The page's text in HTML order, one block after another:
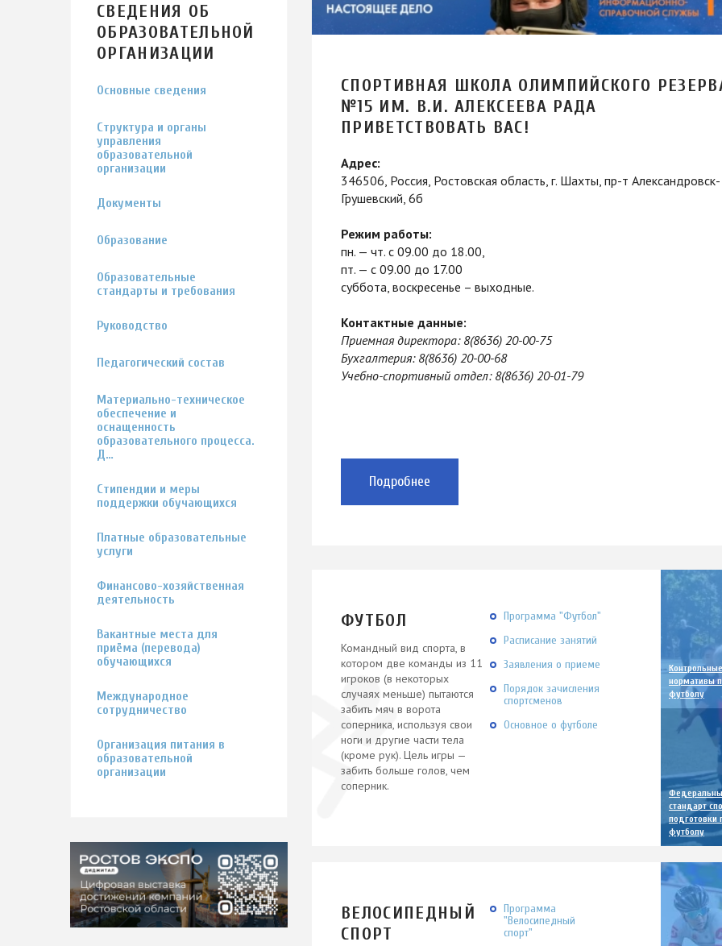
СПОРТИВНАЯ ШКОЛА ОЛИМПИЙСКОГО
№15 ИМ. В.И. АЛЕКСЕЕВА РАДА
ПРИВЕТСТВОВАТЬ ВАС!
Адрес:
346506, Россия, Ростовская область, г. Шахты, пр-т Александровск-
Грушевский, 6б
Режим работы:
пн. — чт. с 09.00 до 18.00,
пт. — с 09.00 до 17.00
суббота, воскресенье – выходные.
Контактные данные:
Приемная директора: 8(8636) 20-00-75
Бухгалтерия: 8(8636) 20-00-68
Учебно-спортивный отдел: 8(8636) 20-01-79
Подробнее
ФУТБОЛ
Командный вид спорта, в
котором две команды из 11
игроков (в некоторых
случаях меньше) пытаются
забить мяч в ворота
соперника, используя свои
ноги и другие части тела
(кроме рук). Цель игры —
забить больше голов, чем
соперник.
Программа "Футбол"
Расписание занятий
Заявления о приеме
Порядок зачисления
спортсменов
Основное о футболе
Контрольные
нормативы
футболу
стандарт
подготовки
футболу
ВЕЛОСИПЕДНЫЙ
СПОРТ
Программа
"Велосипедный
спорт"
СВЕДЕНИЯ ОБ
ОБРАЗОВАТЕЛЬНОЙ
ОРГАНИЗАЦИИ
Основные сведения
Структура и органы
управления
образовательной
организации
Документы
Образование
Образовательные
стандарты и требования
Руководство
Педагогический состав
Материально-техническое
обеспечение и
оснащенность
образовательного процесса.
Д…
Стипендии и меры
поддержки обучающихся
Платные образовательные
услуги
Финансово-хозяйственная
деятельность
Вакантные места для
приёма (перевода)
обучающихся
Международное
сотрудничество
Организация питания в
образовательной
организации